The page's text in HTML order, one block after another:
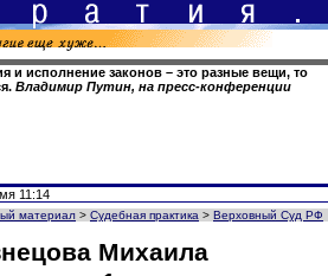
и исполнение законов – это разные вещи, то
Владимир Путин, на пресс-конференции
11:14
материал > Судебная практика > Верховный Суд РФ
Михаила